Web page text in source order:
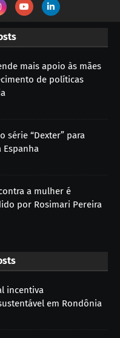
mais apoio às mães
de políticas
série “Dexter” para
Espanha
a mulher é
por Rosimari Pereira
incentiva
em Rondônia